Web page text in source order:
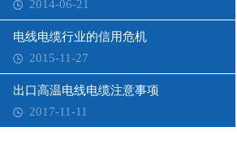
2014-06-21
电线电缆行业的信用危机
2015-11-27
出口高温电线电缆注意事项
2017-11-11